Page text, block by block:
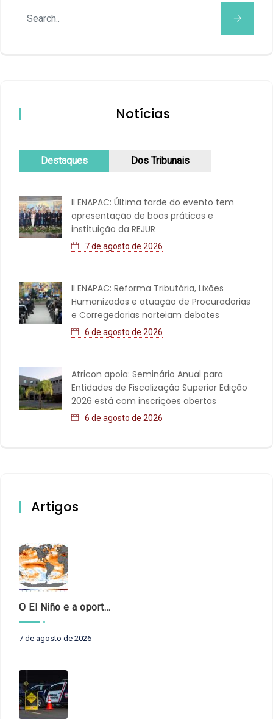
Notícias
Destaques Dos Tribunais
II ENAPAC: Última tarde do evento tem
apresentação de boas práticas e
instituição da REJUR
7 de agosto de 2026
II ENAPAC: Reforma Tributária, Lixões
Humanizados e atuação de Procuradorias
e Corregedorias norteiam debates
6 de agosto de 2026
Atricon apoia: Seminário Anual para
Entidades de Fiscalização Superior Edição
2026 está com inscrições abertas
6 de agosto de 2026
Artigos
O El Niño e a oportunidade de fortalecer o controle externo das políticas climáticas
7 de agosto de 2026